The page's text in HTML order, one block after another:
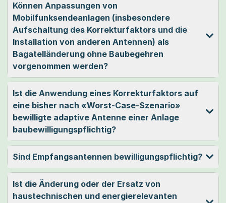
Können Anpassungen von
Mobilfunksendeanlagen (insbesondere
Aufschaltung des Korrekturfaktors und die
Installation von anderen Antennen) als
Bagatelländerung ohne Baubegehren
vorgenommen werden?
Ist die Anwendung eines Korrekturfaktors auf
eine bisher nach «Worst-Case-Szenario»
bewilligte adaptive Antenne einer Anlage
baubewilligungspflichtig?
Sind Empfangsantennen bewilligungspflichtig?
Ist die Änderung oder der Ersatz von
haustechnischen und energierelevanten